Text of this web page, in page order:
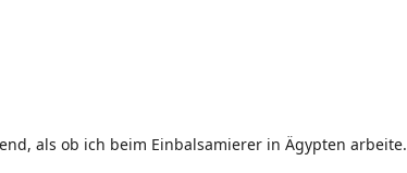
als ob ich beim Einbalsamierer in Ägypten arbeite.